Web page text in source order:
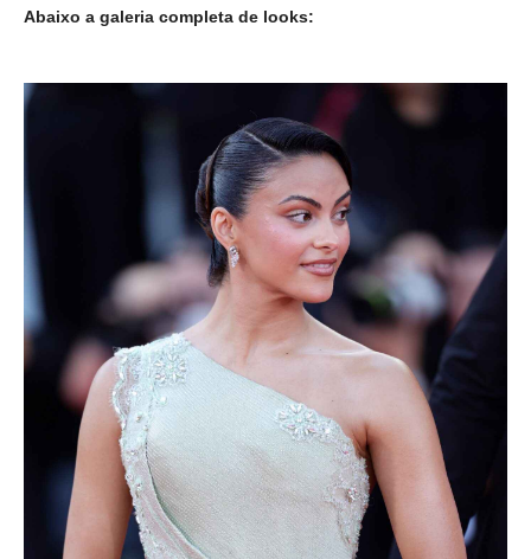
Abaixo a galeria completa de looks: